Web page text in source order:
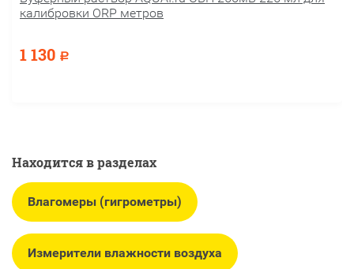
калибровки ORP метров
1 130 Р
Находится в разделах
Влагомеры (гигрометры)
Измерители влажности воздуха